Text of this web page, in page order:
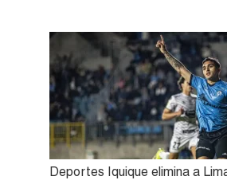
Deportes Iquique elimina a